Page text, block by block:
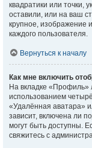
квадратики или точки,
оставили, или на ваш
крупное, изображение
каждого пользователя.
Вернуться к началу
Как мне включить
На вкладке «Профиль»
использованием
«Удалённая аватара»
зависит, включена ли
могут быть доступны.
свяжитесь с